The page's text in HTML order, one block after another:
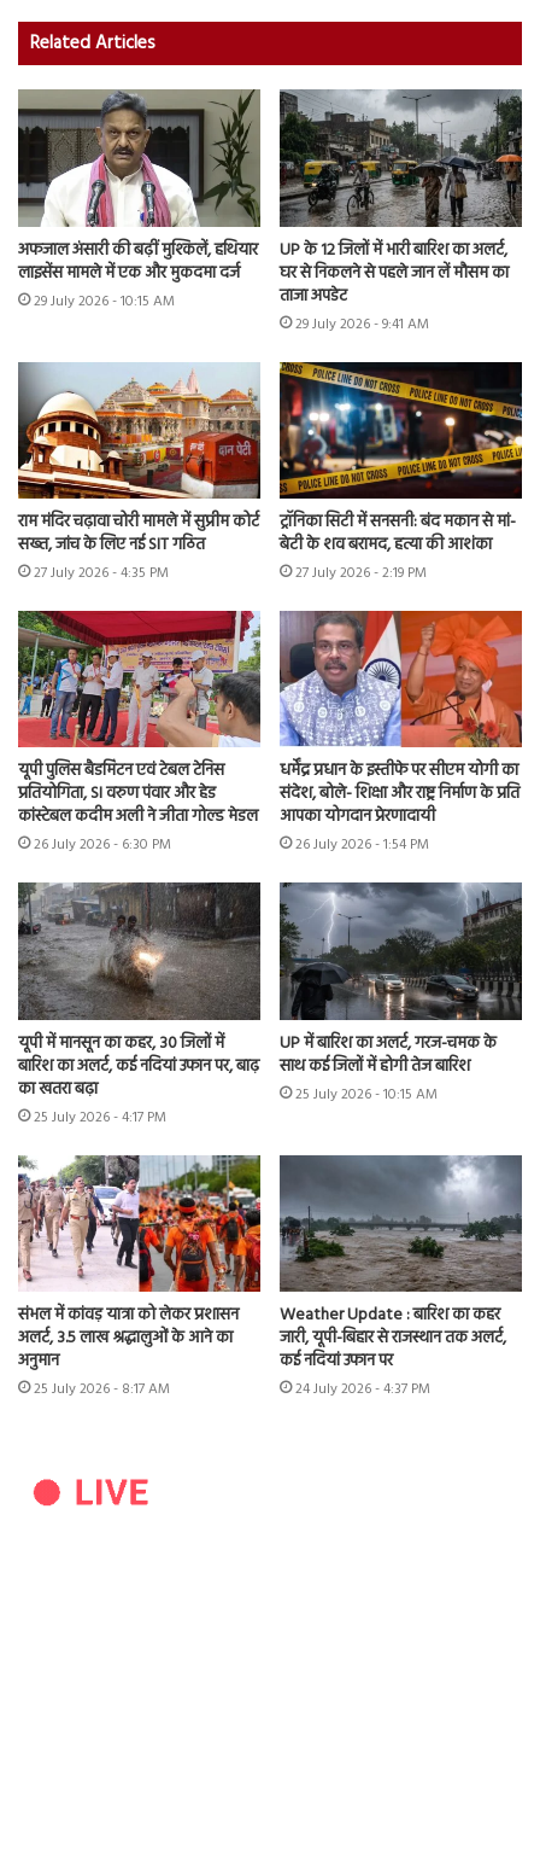
Related Articles
अफजाल अंसारी की बढ़ीं मुश्किलें, हथियार
लाइसेंस मामले में एक और मुकदमा दर्ज
29 July 2026 - 10:15 AM
UP के 12 जिलों में भारी बारिश का अलर्ट,
घर से निकलने से पहले जान लें मौसम का
ताजा अपडेट
29 July 2026 - 9:41 AM
राम मंदिर चढ़ावा चोरी मामले में सुप्रीम कोर्ट
सख्त, जांच के लिए नई SIT गठित
27 July 2026 - 4:35 PM
ट्रॉनिका सिटी में सनसनी: बंद मकान से मां-
बेटी के शव बरामद, हत्या की आशंका
27 July 2026 - 2:19 PM
यूपी पुलिस बैडमिंटन एवं टेबल टेनिस
प्रतियोगिता, SI वरुण पंवार और हेड
कांस्टेबल कदीम अली ने जीता गोल्ड मेडल
26 July 2026 - 6:30 PM
धर्मेंद्र प्रधान के इस्तीफे पर सीएम योगी का
संदेश, बोले- शिक्षा और राष्ट्र निर्माण के प्रति
आपका योगदान प्रेरणादायी
26 July 2026 - 1:54 PM
यूपी में मानसून का कहर, 30 जिलों में
बारिश का अलर्ट, कई नदियां उफान पर, बाढ़
का खतरा बढ़ा
25 July 2026 - 4:17 PM
UP में बारिश का अलर्ट, गरज-चमक के
साथ कई जिलों में होगी तेज बारिश
25 July 2026 - 10:15 AM
संभल में कांवड़ यात्रा को लेकर प्रशासन
अलर्ट, 3.5 लाख श्रद्धालुओं के आने का
अनुमान
25 July 2026 - 8:17 AM
Weather Update : बारिश का कहर
जारी, यूपी-बिहार से राजस्थान तक अलर्ट,
कई नदियां उफान पर
24 July 2026 - 4:37 PM